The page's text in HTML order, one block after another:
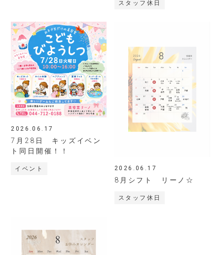
スタッフ休日
2026.06.17
7月28日 キッズイベン
ト同日開催！！
イベント 2026.06.17
8月シフト リーノ☆
スタッフ休日